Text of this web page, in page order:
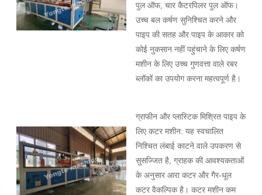
पुल ऑफ, चार कैटरपिलर पुल ऑफ।
उच्च बल कर्षण सुनिश्चित करने और
पाइप की सतह और पाइप के आकार को
कोई नुकसान नहीं पहुंचाने के लिए कर्षण
मशीन के लिए उच्च गुणवत्ता वाले रबर
ब्लॉकों का उपयोग करना महत्वपूर्ण है।
ग्राफीन और प्लास्टिक मिश्रित पाइप के
लिए कटर मशीन: यह स्वचालित
निश्चित लंबाई काटने वाले उपकरण से
सुसज्जित है, ग्राहक की आवश्यकताओं
के अनुसार आरा कटर और गैर-धूल
कटर वैकल्पिक है। कटर मशीन कम